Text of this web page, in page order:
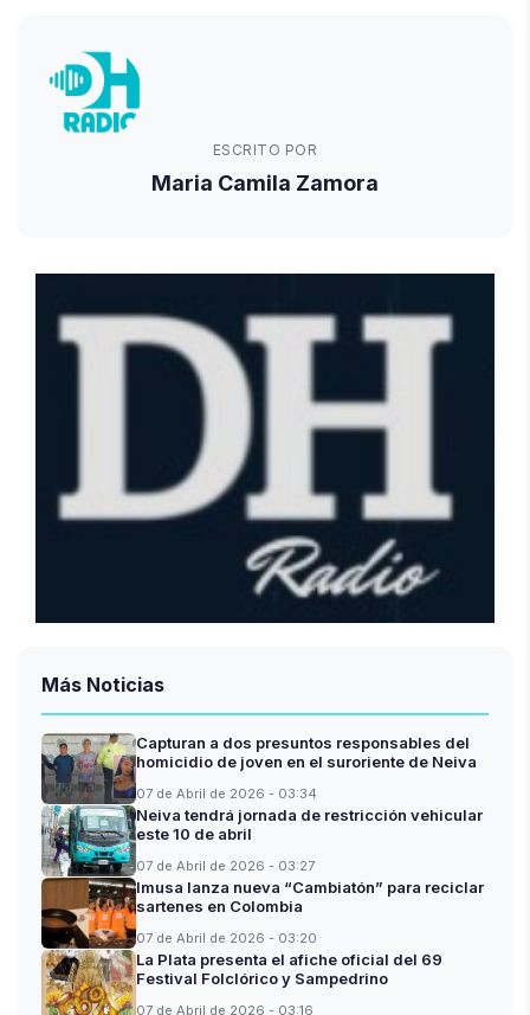
ESCRITO POR
Maria Camila Zamora
Más Noticias
Capturan a dos presuntos responsables del
homicidio de joven en el suroriente de Neiva
07 de Abril de 2026 - 03:34
Neiva tendrá jornada de restricción vehicular
este 10 de abril
07 de Abril de 2026 - 03:27
Imusa lanza nueva “Cambiatón” para reciclar
sartenes en Colombia
07 de Abril de 2026 - 03:20
La Plata presenta el afiche oficial del 69
Festival Folclórico y Sampedrino
07 de Abril de 2026 - 03:16